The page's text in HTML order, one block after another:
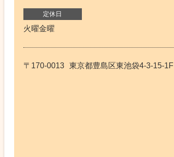
定休日
火曜金曜
〒170-0013 東京都豊島区東池袋4-3-15-1F